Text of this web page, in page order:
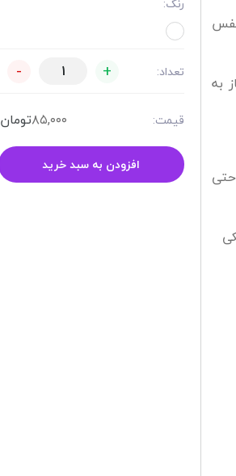
به
تعداد: +
-
قیمت: ۸۵,۰۰۰تومان
افزودن به سبد خرید